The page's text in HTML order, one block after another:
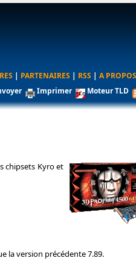
| PARTENAIRES | RSS | A PROPOS
Imprimer Moteur TLD
chipsets Kyro et
la version précédente 7.89.